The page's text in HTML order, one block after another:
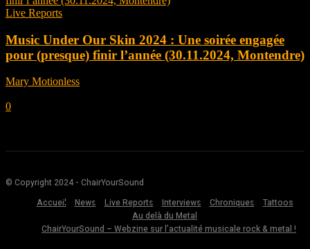
Live Reports
Music Under Our Skin 2024 : Une soirée engagée
pour (presque) finir l’année (30.11.2024, Montendre)
Mary Motionless
0
© Copyright 2024 - ChairYourSound
Accueil
News Live Reports Interviews Chroniques
Tattoos
Au delà du Metal
ChairYourSound – Webzine sur l’actualité musicale rock & metal !